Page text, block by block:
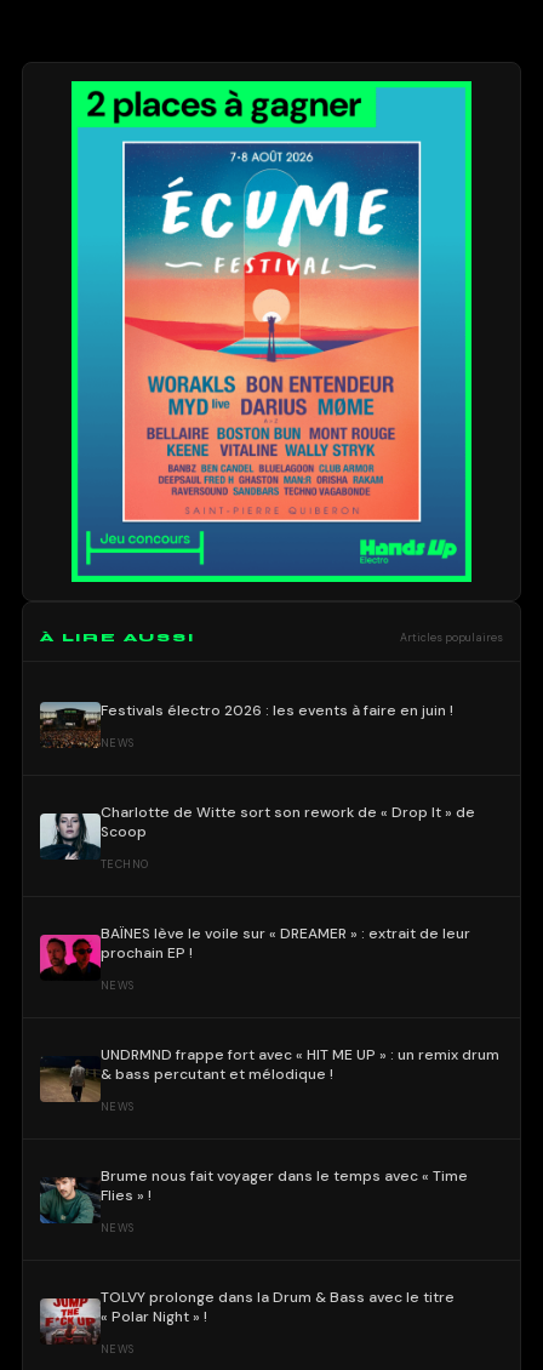
À LIRE AUSSI Articles populaires
Festivals électro 2026 : les events à faire en juin !
NEWS
Charlotte de Witte sort son rework de « Drop It » de
Scoop
TECHNO
BAÏNES lève le voile sur « DREAMER » : extrait de leur
prochain EP !
NEWS
UNDRMND frappe fort avec « HIT ME UP » : un remix drum
& bass percutant et mélodique !
NEWS
Brume nous fait voyager dans le temps avec « Time
Flies » !
NEWS
TOLVY prolonge dans la Drum & Bass avec le titre
« Polar Night » !
NEWS